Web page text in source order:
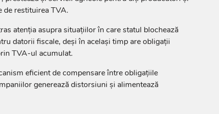
de restituirea TVA.
atenția asupra situațiilor în care statul blochează
datorii fiscale, deși în același timp are obligații
TVA-ul acumulat.
eficient de compensare între obligațiile
generează distorsiuni și alimentează